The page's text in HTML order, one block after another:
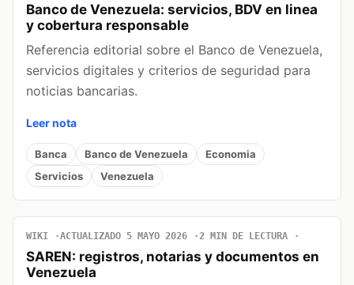
Banco de Venezuela: servicios, BDV en linea
y cobertura responsable
Referencia editorial sobre el Banco de Venezuela,
servicios digitales y criterios de seguridad para
noticias bancarias.
Leer nota
Banca Banco de Venezuela
Economia
Servicios
Venezuela
WIKI ACTUALIZADO 5 MAYO 2026 2 MIN DE LECTURA
SAREN: registros, notarias y documentos en
Venezuela